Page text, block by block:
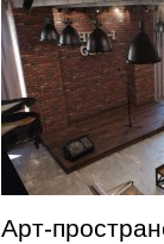
Арт-